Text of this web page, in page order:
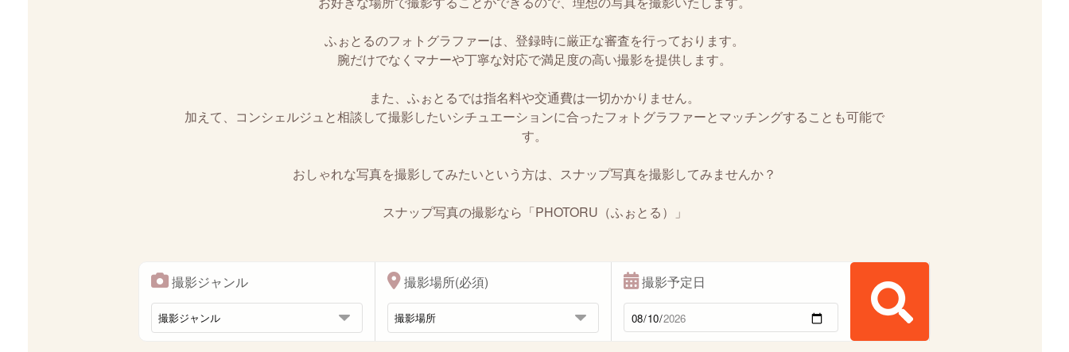
ふぉとるのフォトグラファーは、登録時に厳正な審査を行っております。
腕だけでなくマナーや丁寧な対応で満足度の高い撮影を提供します。
また、ふぉとるでは指名料や交通費は一切かかりません。
加えて、コンシェルジュと相談して撮影したいシチュエーションに合ったフォトグラファーとマッチングすることも可能で
す。
おしゃれな写真を撮影してみたいという方は、スナップ写真を撮影してみませんか？
スナップ写真の撮影なら「PHOTORU（ふぉとる）」
撮影ジャンル 撮影場所(必須) 撮影予定日